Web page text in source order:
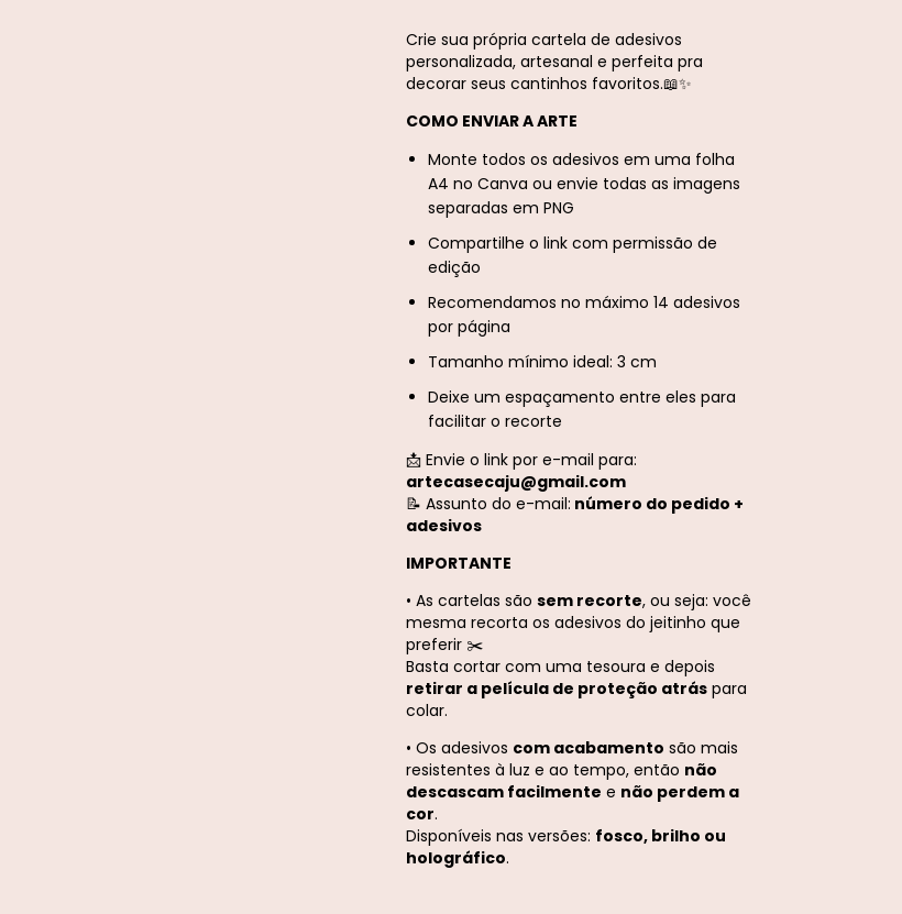
Crie sua própria cartela de adesivos
personalizada, artesanal e perfeita pra
decorar seus cantinhos favoritos.📖✨
COMO ENVIAR A ARTE
Monte todos os adesivos em uma folha
A4 no Canva ou envie todas as imagens
separadas em PNG
Compartilhe o link com permissão de
edição
Recomendamos no máximo 14 adesivos
por página
Tamanho mínimo ideal: 3 cm
Deixe um espaçamento entre eles para
facilitar o recorte
📩 Envie o link por e-mail para:
artecasecaju@gmail.com
📝 Assunto do e-mail: número do pedido +
adesivos
IMPORTANTE
• As cartelas são sem recorte, ou seja: você
mesma recorta os adesivos do jeitinho que
preferir ✂️
Basta cortar com uma tesoura e depois
retirar a película de proteção atrás para
colar.
• Os adesivos com acabamento são mais
resistentes à luz e ao tempo, então não
descascam facilmente e não perdem a
cor.
Disponíveis nas versões: fosco, brilho ou
holográfico.